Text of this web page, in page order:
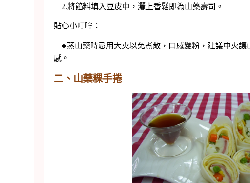
2.將餡料填入豆皮中，灑上香鬆即為山藥壽司。
貼心小叮嚀：
●蒸山藥時忌用大火以免煮散，口感變粉，建議中火
感。
二、山藥粿手捲